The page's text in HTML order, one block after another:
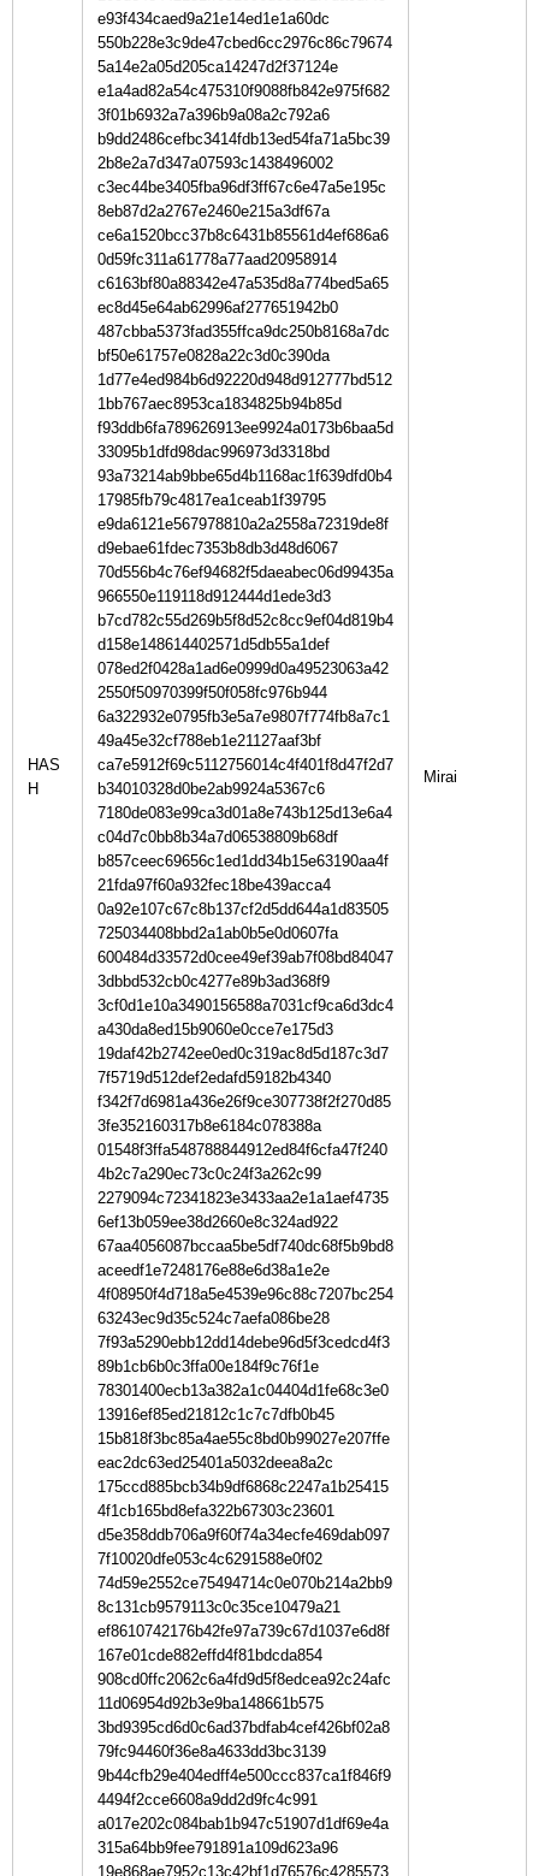
HAS
H
e93f434caed9a21e14ed1e1a60dc
550b228e3c9de47cbed6cc2976c86c79674
5a14e2a05d205ca14247d2f37124e
e1a4ad82a54c475310f9088fb842e975f682
3f01b6932a7a396b9a08a2c792a6
b9dd2486cefbc3414fdb13ed54fa71a5bc39
2b8e2a7d347a07593c1438496002
c3ec44be3405fba96df3ff67c6e47a5e195c
8eb87d2a2767e2460e215a3df67a
ce6a1520bcc37b8c6431b85561d4ef686a6
0d59fc311a61778a77aad20958914
c6163bf80a88342e47a535d8a774bed5a65
ec8d45e64ab62996af277651942b0
487cbba5373fad355ffca9dc250b8168a7dc
bf50e61757e0828a22c3d0c390da
1d77e4ed984b6d92220d948d912777bd512
1bb767aec8953ca1834825b94b85d
f93ddb6fa789626913ee9924a0173b6baa5d
33095b1dfd98dac996973d3318bd
93a73214ab9bbe65d4b1168ac1f639dfd0b4
17985fb79c4817ea1ceab1f39795
e9da6121e567978810a2a2558a72319de8f
d9ebae61fdec7353b8db3d48d6067
70d556b4c76ef94682f5daeabec06d99435a
966550e119118d912444d1ede3d3
b7cd782c55d269b5f8d52c8cc9ef04d819b4
d158e148614402571d5db55a1def
078ed2f0428a1ad6e0999d0a49523063a42
2550f50970399f50f058fc976b944
6a322932e0795fb3e5a7e9807f774fb8a7c1
49a45e32cf788eb1e21127aaf3bf
ca7e5912f69c5112756014c4f401f8d47f2d7
b34010328d0be2ab9924a5367c6
7180de083e99ca3d01a8e743b125d13e6a4
c04d7c0bb8b34a7d06538809b68df
b857ceec69656c1ed1dd34b15e63190aa4f
21fda97f60a932fec18be439acca4
0a92e107c67c8b137cf2d5dd644a1d83505
725034408bbd2a1ab0b5e0d0607fa
600484d33572d0cee49ef39ab7f08bd84047
3dbbd532cb0c4277e89b3ad368f9
3cf0d1e10a3490156588a7031cf9ca6d3dc4
a430da8ed15b9060e0cce7e175d3
19daf42b2742ee0ed0c319ac8d5d187c3d7
7f5719d512def2edafd59182b4340
f342f7d6981a436e26f9ce307738f2f270d85
3fe352160317b8e6184c078388a
01548f3ffa548788844912ed84f6cfa47f240
4b2c7a290ec73c0c24f3a262c99
2279094c72341823e3433aa2e1a1aef4735
6ef13b059ee38d2660e8c324ad922
67aa4056087bccaa5be5df740dc68f5b9bd8
aceedf1e7248176e88e6d38a1e2e
4f08950f4d718a5e4539e96c88c7207bc254
63243ec9d35c524c7aefa086be28
7f93a5290ebb12dd14debe96d5f3cedcd4f3
89b1cb6b0c3ffa00e184f9c76f1e
78301400ecb13a382a1c04404d1fe68c3e0
13916ef85ed21812c1c7c7dfb0b45
15b818f3bc85a4ae55c8bd0b99027e207ffe
eac2dc63ed25401a5032deea8a2c
175ccd885bcb34b9df6868c2247a1b25415
4f1cb165bd8efa322b67303c23601
d5e358ddb706a9f60f74a34ecfe469dab097
7f10020dfe053c4c6291588e0f02
74d59e2552ce75494714c0e070b214a2bb9
8c131cb9579113c0c35ce10479a21
ef8610742176b42fe97a739c67d1037e6d8f
167e01cde882effd4f81bdcda854
908cd0ffc2062c6a4fd9d5f8edcea92c24afc
11d06954d92b3e9ba148661b575
3bd9395cd6d0c6ad37bdfab4cef426bf02a8
79fc94460f36e8a4633dd3bc3139
9b44cfb29e404edff4e500ccc837ca1f846f9
4494f2cce6608a9dd2d9fc4c991
a017e202c084bab1b947c51907d1df69e4a
315a64bb9fee791891a109d623a96
19e868ae7952c13c42bf1d76576c4285573